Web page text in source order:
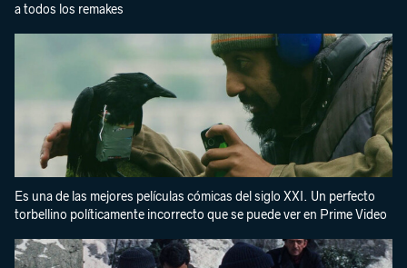
a todos los remakes
Es una de las mejores películas cómicas del siglo XXI. Un perfecto
torbellino políticamente incorrecto que se puede ver en Prime Video